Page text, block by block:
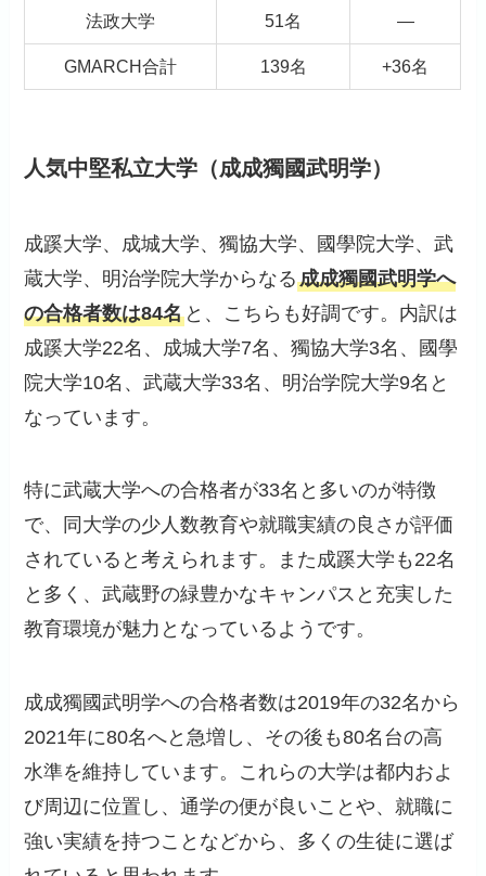
法政大学 51名 ―
GMARCH合計 139名 +36名
人気中堅私立大学（成成獨國武明学）
成蹊大学、成城大学、獨協大学、國學院大学、武
蔵大学、明治学院大学からなる成成獨國武明学へ
の合格者数は84名 と、こちらも好調です。内訳は
成蹊大学22名、成城大学7名、獨協大学3名、國學
院大学10名、武蔵大学33名、明治学院大学9名と
なっています。
特に武蔵大学への合格者が33名と多いのが特徴
で、同大学の少人数教育や就職実績の良さが評価
されていると考えられます。また成蹊大学も22名
と多く、武蔵野の緑豊かなキャンパスと充実した
教育環境が魅力となっているようです。
成成獨國武明学への合格者数は2019年の32名から
2021年に80名へと急増し、その後も80名台の高
水準を維持しています。これらの大学は都内およ
び周辺に位置し、通学の便が良いことや、就職に
強い実績を持つことなどから、多くの生徒に選ば